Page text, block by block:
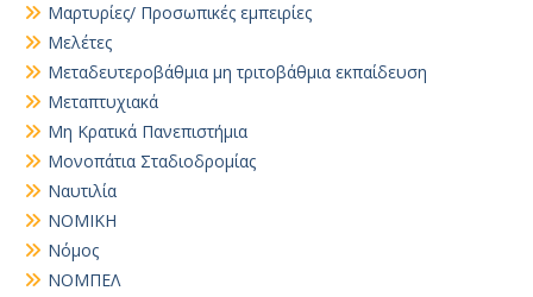
Μαρτυρίες/ Προσωπικές εμπειρίες
Μελέτες
Μεταδευτεροβάθμια μη τριτοβάθμια εκπαίδευση
Μεταπτυχιακά
Μη Κρατικά Πανεπιστήμια
Μονοπάτια Σταδιοδρομίας
Ναυτιλία
ΝΟΜΙΚΗ
Νόμος
ΝΟΜΠΕΛ